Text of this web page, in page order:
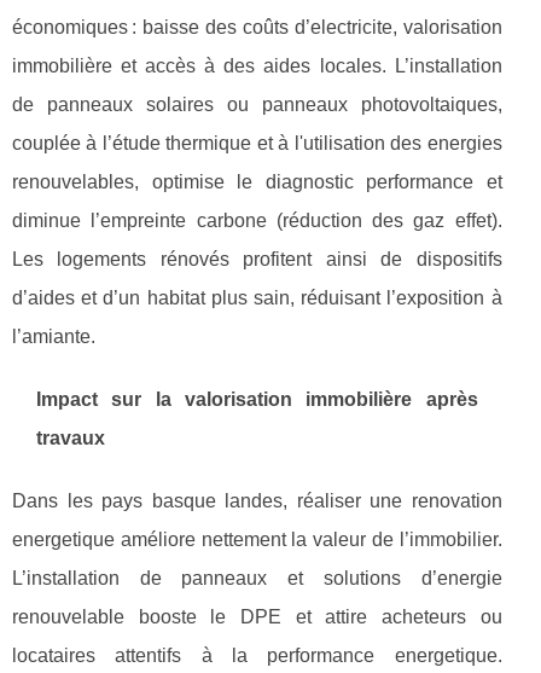
économiques : baisse des coûts d’electricite, valorisation
immobilière et accès à des aides locales. L’installation
de panneaux solaires ou panneaux photovoltaiques,
couplée à l’étude thermique et à l'utilisation des energies
renouvelables, optimise le diagnostic performance et
diminue l’empreinte carbone (réduction des gaz effet).
Les logements rénovés profitent ainsi de dispositifs
d’aides et d’un habitat plus sain, réduisant l’exposition à
l’amiante.
Impact sur la valorisation immobilière après
travaux
Dans les pays basque landes, réaliser une renovation
energetique améliore nettement la valeur de l’immobilier.
L’installation de panneaux et solutions d’energie
renouvelable booste le DPE et attire acheteurs ou
locataires attentifs à la performance energetique.